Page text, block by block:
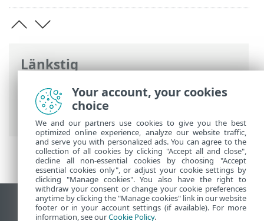
Länkstig
ESET onlinehjälp>ESET Endpoint Security
Använda ESET Endpoint Security
Skicka exempel
Visa skrivbords-webbplats
Your account, your cookies
choice
We and our partners use cookies to give you the best
optimized online experience, analyze our website traffic,
and serve you with personalized ads. You can agree to the
collection of all cookies by clicking "Accept all and close",
decline all non-essential cookies by choosing "Accept
essential cookies only", or adjust your cookie settings by
clicking "Manage cookies". You also have the right to
withdraw your consent or change your cookie preferences
anytime by clicking the "Manage cookies" link in our website
footer or in your account settings (if available). For more
information, see ourCookie Policy.